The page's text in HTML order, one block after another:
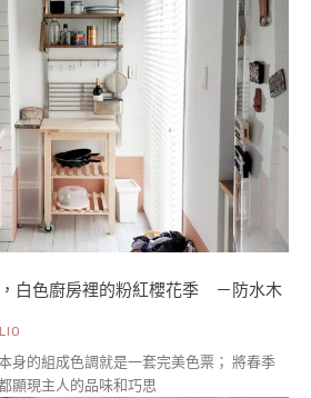
白色廚房裡的粉紅櫻花季 －防水木
身的組成色調就是一套完美色票； 將春季
顯現主人的品味和巧思